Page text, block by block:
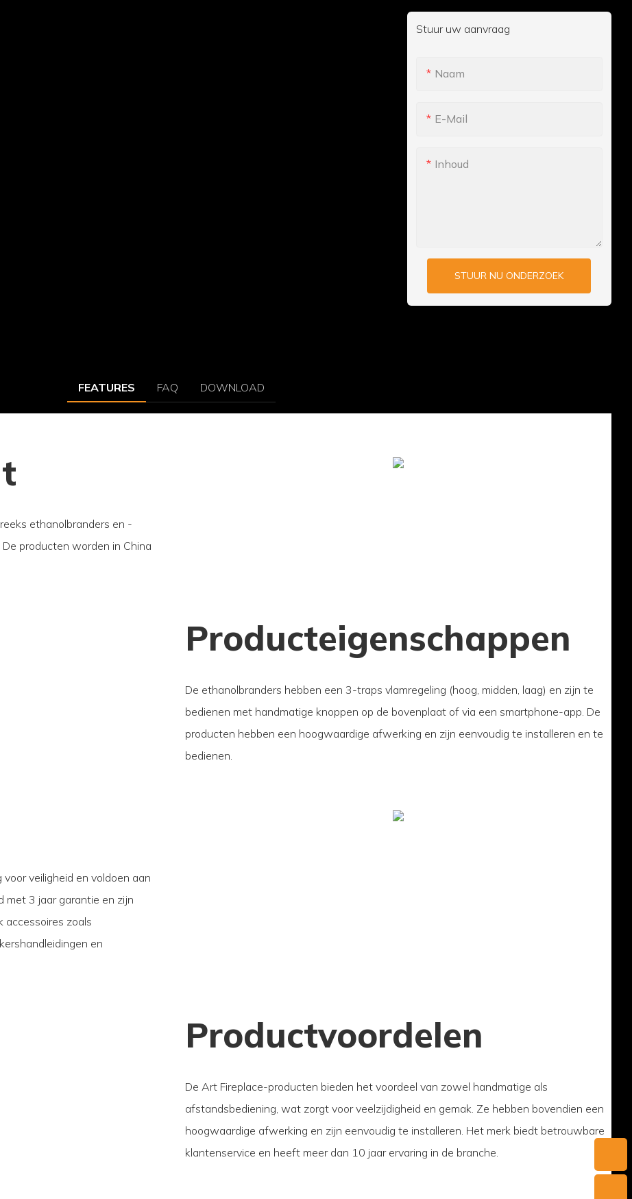
Stuur uw aanvraag
Naam
E-Mail
Inhoud
STUUR NU ONDERZOEK
FEATURES FAQ DOWNLOAD
ethanolbranders en -
producten worden in China
Producteigenschappen
De ethanolbranders hebben een 3-traps vlamregeling (hoog, midden, laag) en zijn te
bedienen met handmatige knoppen op de bovenplaat of via een smartphone-app. De
producten hebben een hoogwaardige afwerking en zijn eenvoudig te installeren en te
bedienen.
veiligheid en voldoen aan
met 3 jaar garantie en zijn
accessoires zoals
en
Productvoordelen
De Art Fireplace-producten bieden het voordeel van zowel handmatige als
afstandsbediening, wat zorgt voor veelzijdigheid en gemak. Ze hebben bovendien een
hoogwaardige afwerking en zijn eenvoudig te installeren. Het merk biedt betrouwbare
klantenservice en heeft meer dan 10 jaar ervaring in de branche.